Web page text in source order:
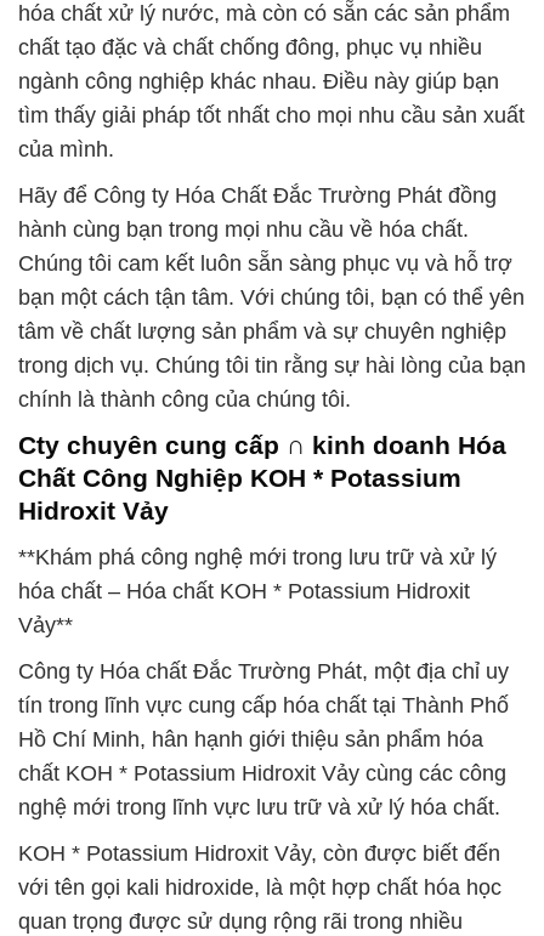
hóa chất xử lý nước, mà còn có sẵn các sản phẩm
chất tạo đặc và chất chống đông, phục vụ nhiều
ngành công nghiệp khác nhau. Điều này giúp bạn
tìm thấy giải pháp tốt nhất cho mọi nhu cầu sản xuất
của mình.
Hãy để Công ty Hóa Chất Đắc Trường Phát đồng
hành cùng bạn trong mọi nhu cầu về hóa chất.
Chúng tôi cam kết luôn sẵn sàng phục vụ và hỗ trợ
bạn một cách tận tâm. Với chúng tôi, bạn có thể yên
tâm về chất lượng sản phẩm và sự chuyên nghiệp
trong dịch vụ. Chúng tôi tin rằng sự hài lòng của bạn
chính là thành công của chúng tôi.
Cty chuyên cung cấp ∩ kinh doanh Hóa
Chất Công Nghiệp KOH * Potassium
Hidroxit Vảy
**Khám phá công nghệ mới trong lưu trữ và xử lý
hóa chất – Hóa chất KOH * Potassium Hidroxit
Vảy**
Công ty Hóa chất Đắc Trường Phát, một địa chỉ uy
tín trong lĩnh vực cung cấp hóa chất tại Thành Phố
Hồ Chí Minh, hân hạnh giới thiệu sản phẩm hóa
chất KOH * Potassium Hidroxit Vảy cùng các công
nghệ mới trong lĩnh vực lưu trữ và xử lý hóa chất.
KOH * Potassium Hidroxit Vảy, còn được biết đến
với tên gọi kali hidroxide, là một hợp chất hóa học
quan trọng được sử dụng rộng rãi trong nhiều